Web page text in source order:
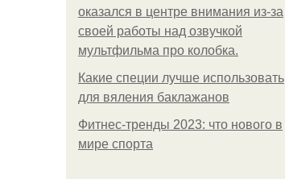
оказался в центре внимания из-за
своей работы над озвучкой
мультфильма про колобка.
Какие специи лучше использовать
для вяления баклажанов
Фитнес-тренды 2023: что нового в
мире спорта